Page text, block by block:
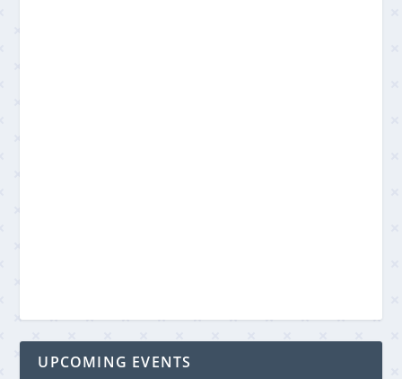
UPCOMING EVENTS